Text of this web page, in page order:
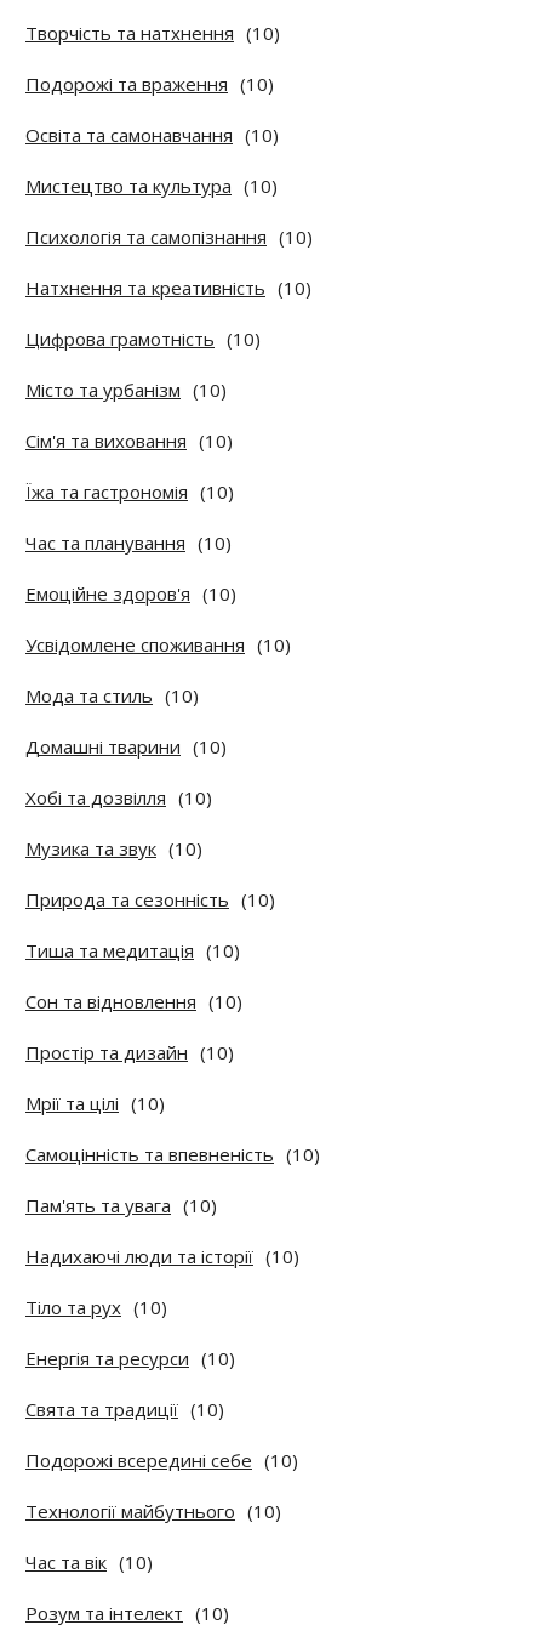
Творчість та натхнення (10)
Подорожі та враження (10)
Освіта та самонавчання (10)
Мистецтво та культура (10)
Психологія та самопізнання (10)
Натхнення та креативність (10)
Цифрова грамотність (10)
Місто та урбанізм (10)
Сім'я та виховання (10)
Їжа та гастрономія (10)
Час та планування (10)
Емоційне здоров'я (10)
Усвідомлене споживання (10)
Мода та стиль (10)
Домашні тварини (10)
Хобі та дозвілля (10)
Музика та звук (10)
Природа та сезонність (10)
Тиша та медитація (10)
Сон та відновлення (10)
Простір та дизайн (10)
Мрії та цілі (10)
Самоцінність та впевненість (10)
Пам'ять та увага (10)
Надихаючі люди та історії (10)
Тіло та рух (10)
Енергія та ресурси (10)
Свята та традиції (10)
Подорожі всередині себе (10)
Технології майбутнього (10)
Час та вік (10)
Розум та інтелект (10)